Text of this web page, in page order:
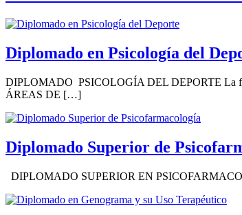
Diplomado en Psicología del
DIPLOMADO PSICOLOGÍA DEL DEPORTE La
ÁREAS DE […]
Diplomado Superior de
DIPLOMADO SUPERIOR EN